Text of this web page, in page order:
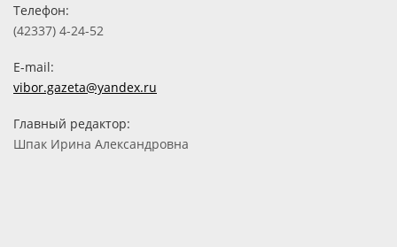
Телефон:
(42337) 4-24-52
E-mail:
vibor.gazeta@yandex.ru
Главный редактор:
Шпак Ирина Александровна